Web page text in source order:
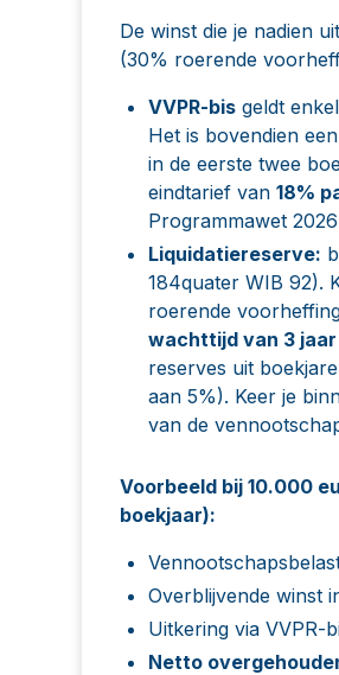
De winst die je nadien
(30% roerende
VVPR-bisgeldt
Het is bovendien
in de eerste twee
eindtarief van 18%
Programmawet
Liquidatiereserve:
184quater WIB 92).
roerende
wachttijd van 3 jaar
reserves uit
aan 5%). Keer je
van de
Voorbeeld bij 10.000
boekjaar):
Overblijvende winst
Uitkering via VVPR-
Netto